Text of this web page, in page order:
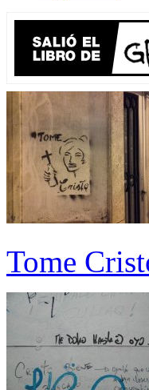
Tome